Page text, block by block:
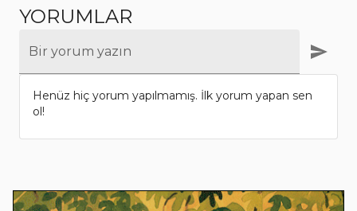
YORUMLAR
Bir yorum yazın
Henüz hiç yorum yapılmamış. İlk yorum yapan sen
ol!